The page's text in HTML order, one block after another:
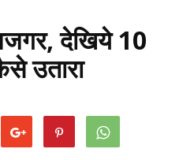
देखिये 10
उतारा